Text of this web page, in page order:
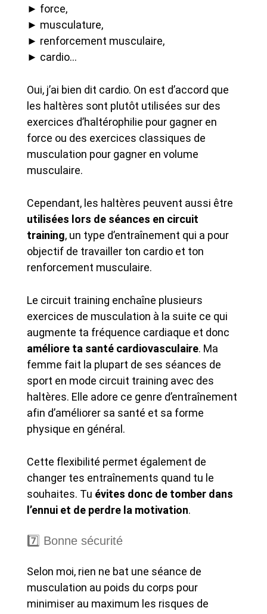
► force,
► musculature,
► renforcement musculaire,
► cardio…
Oui, j’ai bien dit cardio. On est d’accord que
les haltères sont plutôt utilisées sur des
exercices d’haltérophilie pour gagner en
force ou des exercices classiques de
musculation pour gagner en volume
musculaire.
Cependant, les haltères peuvent aussi être
utilisées lors de séances en circuit
training, un type d’entraînement qui a pour
objectif de travailler ton cardio et ton
renforcement musculaire.
Le circuit training enchaîne plusieurs
exercices de musculation à la suite ce qui
augmente ta fréquence cardiaque et donc
améliore ta santé cardiovasculaire. Ma
femme fait la plupart de ses séances de
sport en mode circuit training avec des
haltères. Elle adore ce genre d’entraînement
afin d’améliorer sa santé et sa forme
physique en général.
Cette flexibilité permet également de
changer tes entraînements quand tu le
souhaites. Tu évites donc de tomber dans
l’ennui et de perdre la motivation.
7️⃣ Bonne sécurité
Selon moi, rien ne bat une séance de
musculation au poids du corps pour
minimiser au maximum les risques de